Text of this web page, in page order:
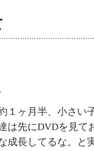
１ヶ月半、小さい
は先にDVDを見
成長してるな。と